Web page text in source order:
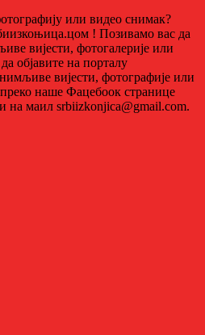
или видео снимак?
! Позивамо вас да
вијести, фотогалерије или
објавите на порталу
вијести, фотографије или
наше Фацебоок странице
на маил srbiizkonjica@gmail.com.